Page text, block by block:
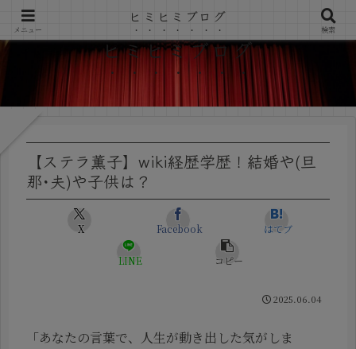
ヒミヒミブログ
【ステラ薫子】wiki経歴学歴！結婚や(旦
那･夫)や子供は？
X Facebook はてブ
LINE コピー
2025.06.04
「あなたの言葉で、人生が動き出した気がしま
メニュー
ヒミヒミブログ
検索